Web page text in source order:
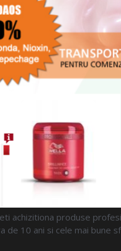
achizitiona produse
10 ani si cele mai bune